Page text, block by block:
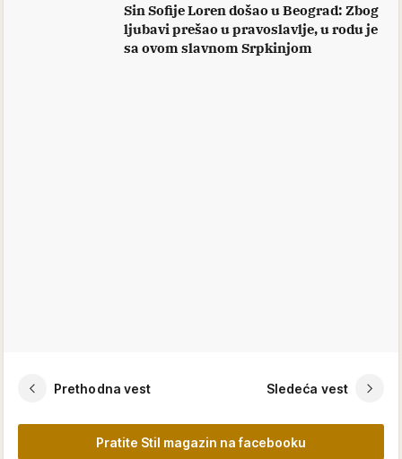
Sin Sofije Loren došao u Beograd: Zbog
ljubavi prešao u pravoslavlje, u rodu je
sa ovom slavnom Srpkinjom
Prethodna vest Sledeća vest
Pratite Stil magazin na facebooku